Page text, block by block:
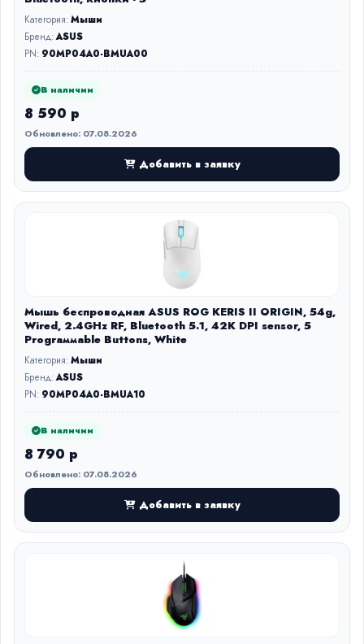
Категория:Мыши
Бренд:ASUS
PN: 90MP04A0-BMUA00
В наличии
8 590 р
Обновлено: 07.08.2026
Добавить в заявку
Мышь беспроводная ASUS ROG KERIS II ORIGIN, 54g,
Wired, 2.4GHz RF, Bluetooth 5.1, 42K DPI sensor, 5
Prograммable Buttons, White
Категория:Мыши
Бренд:ASUS
PN: 90MP04A0-BMUA10
В наличии
8 790 р
Обновлено: 07.08.2026
Добавить в заявку